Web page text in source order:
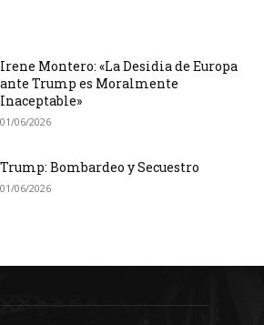
Irene Montero: «La Desidia de Europa
ante Trump es Moralmente
Inaceptable»
01/06/2026
Trump: Bombardeo y Secuestro
01/06/2026